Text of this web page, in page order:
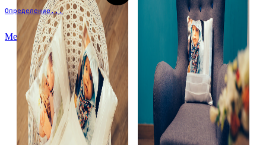
Определение...
Меню